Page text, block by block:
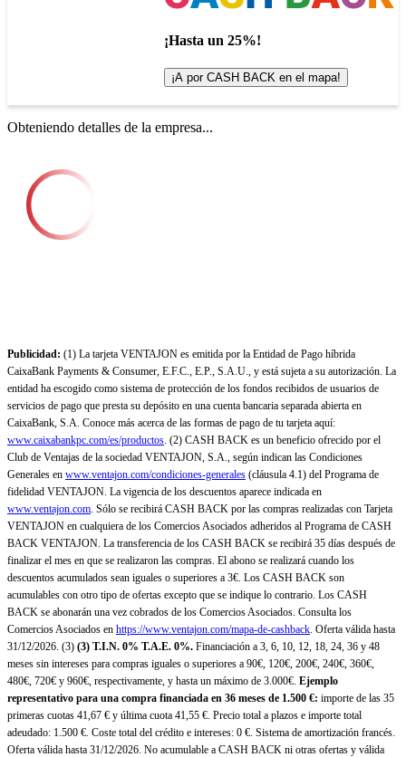
¡Hasta un 25%!
¡A por CASH BACK en el mapa!
Obteniendo detalles de la empresa...
Publicidad: (1) La tarjeta VENTAJON es emitida por la Entidad de Pago híbrida
CaixaBank Payments & Consumer, E.F.C., E.P., S.A.U., y está sujeta a su autorización. La
entidad ha escogido como sistema de protección de los fondos recibidos de usuarios de
servicios de pago que presta su depósito en una cuenta bancaria separada abierta en
CaixaBank, S.A. Conoce más acerca de las formas de pago de tu tarjeta aquí:
www.caixabankpc.com/es/productos. (2) CASH BACK es un beneficio ofrecido por el
Club de Ventajas de la sociedad VENTAJON, S.A., según indican las Condiciones
Generales en www.ventajon.com/condiciones-generales (cláusula 4.1) del Programa de
fidelidad VENTAJON. La vigencia de los descuentos aparece indicada en
www.ventajon.com. Sólo se recibirá CASH BACK por las compras realizadas con Tarjeta
VENTAJON en cualquiera de los Comercios Asociados adheridos al Programa de CASH
BACK VENTAJON. La transferencia de los CASH BACK se recibirá 35 días después de
finalizar el mes en que se realizaron las compras. El abono se realizará cuando los
descuentos acumulados sean iguales o superiores a 3€. Los CASH BACK son
acumulables con otro tipo de ofertas excepto que se indique lo contrario. Los CASH
BACK se abonarán una vez cobrados de los Comercios Asociados. Consulta los
Comercios Asociados en https://www.ventajon.com/mapa-de-cashback. Oferta válida hasta
31/12/2026. (3) (3) T.I.N. 0% T.A.E. 0%. Financiación a 3, 6, 10, 12, 18, 24, 36 y 48
meses sin intereses para compras iguales o superiores a 90€, 120€, 200€, 240€, 360€,
480€, 720€ y 960€, respectivamente, y hasta un máximo de 3.000€. Ejemplo
representativo para una compra financiada en 36 meses de 1.500 €: importe de las 35
primeras cuotas 41,67 € y última cuota 41,55 €. Precio total a plazos e importe total
adeudado: 1.500 €. Coste total del crédito e intereses: 0 €. Sistema de amortización francés.
Oferta válida hasta 31/12/2026. No acumulable a CASH BACK ni otras ofertas y válida